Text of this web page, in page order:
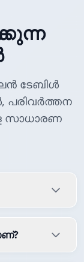
ടേബിൾ
പരിവർത്തന
സാധാരണ